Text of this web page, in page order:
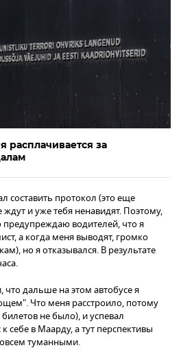
расплачивается за
составить протокол (это еще
и уже тебя ненавидят. Поэтому,
предупреждаю водителей, что я
а когда меня выводят, громко
но я отказывался. В результате
что дальше на этом автобусе я
Что меня расстроило, потому
не было), и успевал
себе в Маарду, а тут перспективы
туманными.